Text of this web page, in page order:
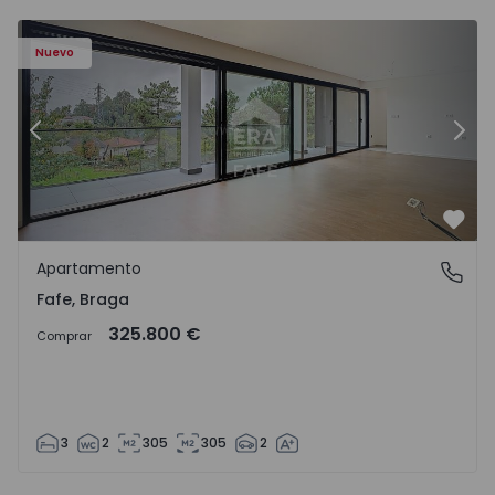
Nuevo
Anterior
Fafe, Braga
Apartamento
Fafe, Braga
Comprar 325.800 €
3 2 305 305 2